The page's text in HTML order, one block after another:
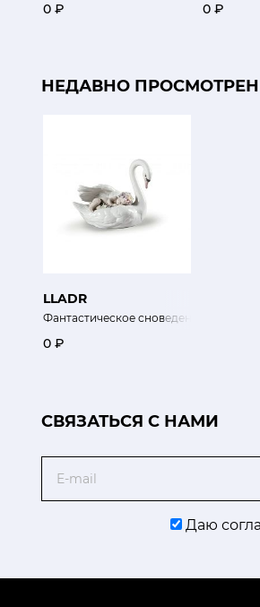
0 ₽ 0 ₽
НЕДАВНО
LLADR
Фантастическое сноведение
0 ₽
CВЯЗАТЬСЯ С НАМИ
Даю